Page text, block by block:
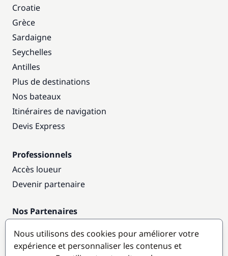
Croatie
Grèce
Sardaigne
Seychelles
Antilles
Plus de destinations
Nos bateaux
Itinéraires de navigation
Devis Express
Professionnels
Accès loueur
Devenir partenaire
Nos Partenaires
Nous utilisons des cookies pour améliorer votre
expérience et personnaliser les contenus et